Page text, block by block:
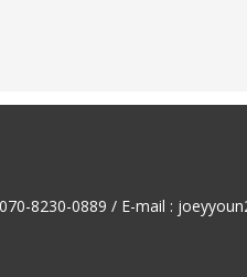
070-8230-0889 / E-mail :